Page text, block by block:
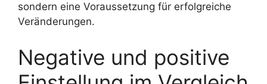
sondern eine Voraussetzung für erfolgreiche
Veränderungen.
Negative und positive